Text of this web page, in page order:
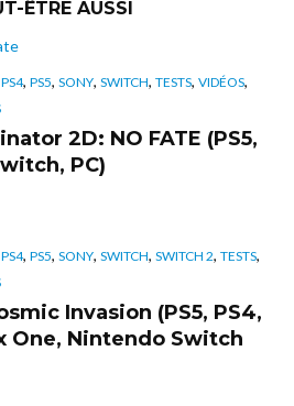
ÊTRE AUSSI
PS4, PS5, SONY, SWITCH, TESTS, VIDÉOS,
2D: NO FATE (PS5,
PC)
PS4, PS5, SONY, SWITCH, SWITCH 2, TESTS,
Invasion (PS5, PS4,
One, Nintendo Switch